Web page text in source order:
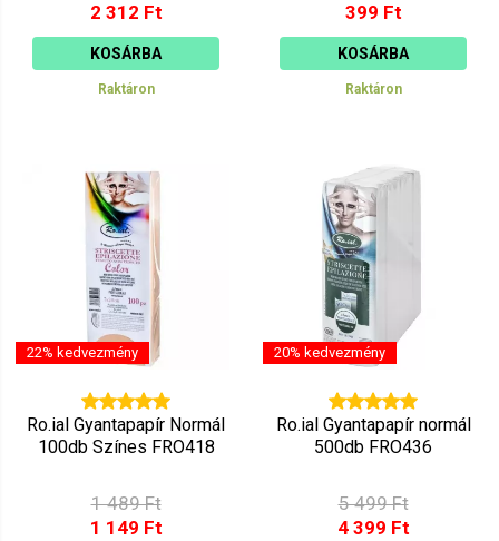
2 312 Ft
KOSÁRBA
Raktáron
399 Ft
KOSÁRBA
Raktáron
22% kedvezmény
Ro.ial Gyantapapír Normál
100db Színes FRO418
1 489 Ft
1 149 Ft
20% kedvezmény
Ro.ial Gyantapapír normál
500db FRO436
5 499 Ft
4 399 Ft